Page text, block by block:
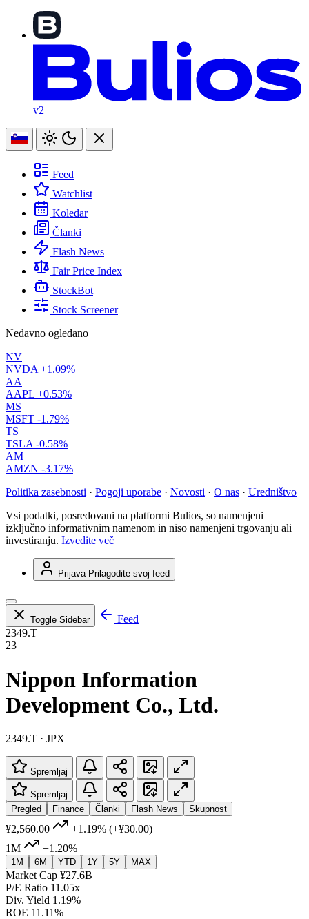
v2
Feed
Watchlist
Koledar
Članki
Flash News
Fair Price Index
StockBot
Stock Screener
Nedavno ogledano
NV
NVDA +1.09%
AA
AAPL +0.53%
MS
MSFT -1.79%
TS
TSLA -0.58%
AM
AMZN -3.17%
Politika zasebnosti · Pogoji uporabe · Novosti · O nas · Uredništvo
Vsi podatki, posredovani na platformi Bulios, so namenjeni
izključno informativnim namenom in niso namenjeni trgovanju ali
investiranju. Izvedite več
Prijava Prilagodite svoj feed
Toggle Sidebar
Feed
2349.T
23
Nippon Information
Development Co., Ltd.
2349.T · JPX
Spremljaj
Spremljaj
Pregled
Finance Članki Flash News Skupnost
¥2,560.00 +1.19% (+¥30.00)
1M
+1.20%
1M 6M YTD 1Y 5Y MAX
Market Cap ¥27.6B
P/E Ratio 11.05x
Div. Yield 1.19%
ROE 11.11%